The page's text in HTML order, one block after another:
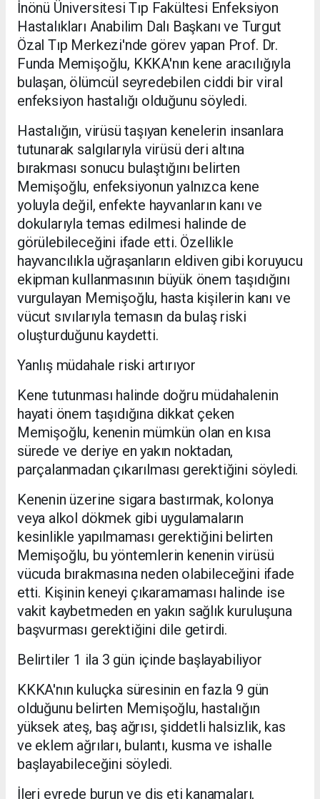
İnönü Üniversitesi Tıp Fakültesi Enfeksiyon
Hastalıkları Anabilim Dalı Başkanı ve Turgut
Özal Tıp Merkezi'nde görev yapan Prof. Dr.
Funda Memişoğlu, KKKA'nın kene aracılığıyla
bulaşan, ölümcül seyredebilen ciddi bir viral
enfeksiyon hastalığı olduğunu söyledi.
Hastalığın, virüsü taşıyan kenelerin insanlara
tutunarak salgılarıyla virüsü deri altına
bırakması sonucu bulaştığını belirten
Memişoğlu, enfeksiyonun yalnızca kene
yoluyla değil, enfekte hayvanların kanı ve
dokularıyla temas edilmesi halinde de
görülebileceğini ifade etti. Özellikle
hayvancılıkla uğraşanların eldiven gibi koruyucu
ekipman kullanmasının büyük önem taşıdığını
vurgulayan Memişoğlu, hasta kişilerin kanı ve
vücut sıvılarıyla temasın da bulaş riski
oluşturduğunu kaydetti.
Yanlış müdahale riski artırıyor
Kene tutunması halinde doğru müdahalenin
hayati önem taşıdığına dikkat çeken
Memişoğlu, kenenin mümkün olan en kısa
sürede ve deriye en yakın noktadan,
parçalanmadan çıkarılması gerektiğini söyledi.
Kenenin üzerine sigara bastırmak, kolonya
veya alkol dökmek gibi uygulamaların
kesinlikle yapılmaması gerektiğini belirten
Memişoğlu, bu yöntemlerin kenenin virüsü
vücuda bırakmasına neden olabileceğini ifade
etti. Kişinin keneyi çıkaramaması halinde ise
vakit kaybetmeden en yakın sağlık kuruluşuna
başvurması gerektiğini dile getirdi.
Belirtiler 1 ila 3 gün içinde başlayabiliyor
KKKA'nın kuluçka süresinin en fazla 9 gün
olduğunu belirten Memişoğlu, hastalığın
yüksek ateş, baş ağrısı, şiddetli halsizlik, kas
ve eklem ağrıları, bulantı, kusma ve ishalle
başlayabileceğini söyledi.
İleri evrede burun ve diş eti kanamaları,